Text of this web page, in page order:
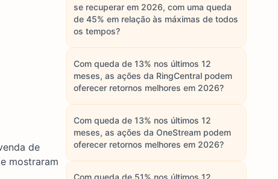
de
mostraram
se recuperar em 2026, com uma queda
de 45% em relação às máximas de todos
os tempos?
Com queda de 13% nos últimos 12
meses, as ações da RingCentral podem
oferecer retornos melhores em 2026?
Com queda de 13% nos últimos 12
meses, as ações da OneStream podem
oferecer retornos melhores em 2026?
Com queda de 51% nos últimos 12